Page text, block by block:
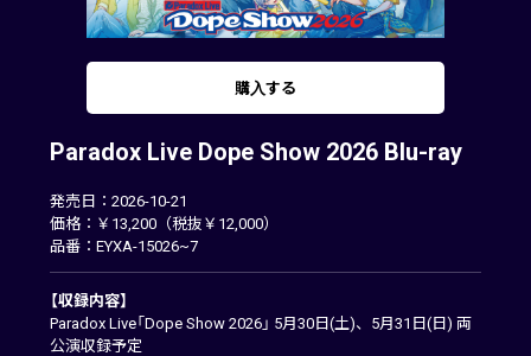
購入する
Paradox Live Dope Show 2026 Blu-ray
発売日：2026-10-21
価格：￥13,200（税抜￥12,000）
品番：EYXA-15026~7
【収録内容】
Paradox Live「Dope Show 2026」 5月30日(土)、5月31日(日) 両
公演収録予定